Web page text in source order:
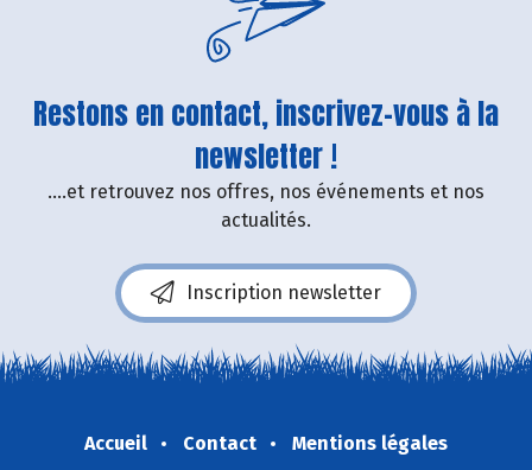
Restons en contact, inscrivez-vous à la
newsletter !
....et retrouvez nos offres, nos événements et nos
actualités.
Inscription newsletter
Accueil Contact
Mentions légales